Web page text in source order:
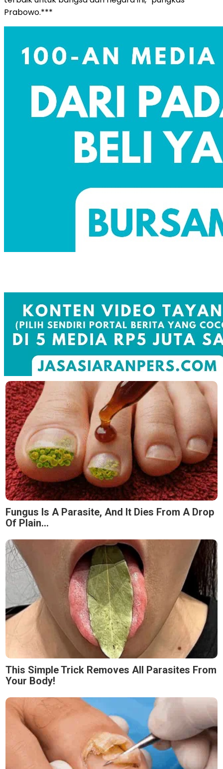
Prabowo.***
Fungus Is A Parasite, And It Dies From A Drop
Of Plain...
This Simple Trick Removes All Parasites From
Your Body!